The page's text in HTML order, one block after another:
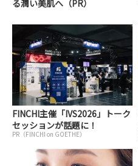
る潤い美肌へ（PR）
FINCHI主催「IVS2026」トーク
セッションが話題に！
PR（FINCHI on GOETHE）